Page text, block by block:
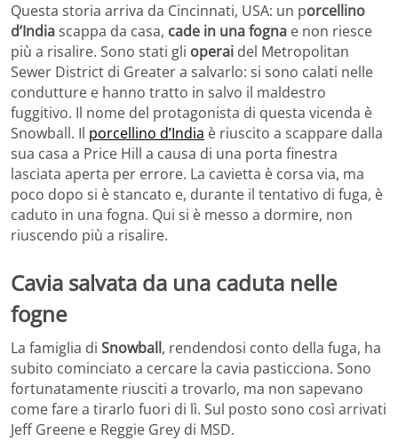
Questa storia arriva da Cincinnati, USA: un porcellino
d’Indiascappa da casa, cade in una fogna e non riesce
più a risalire. Sono stati gli operai del Metropolitan
Sewer District di Greater a salvarlo: si sono calati nelle
condutture e hanno tratto in salvo il maldestro
fuggitivo. Il nome del protagonista di questa vicenda è
Snowball. Il porcellino d’India è riuscito a scappare dalla
sua casa a Price Hill a causa di una porta finestra
lasciata aperta per errore. La cavietta è corsa via, ma
poco dopo si è stancato e, durante il tentativo di fuga, è
caduto in una fogna. Qui si è messo a dormire, non
riuscendo più a risalire.
Cavia salvata da una caduta nelle
fogne
La famiglia di Snowball, rendendosi conto della fuga, ha
subito cominciato a cercare la cavia pasticciona. Sono
fortunatamente riusciti a trovarlo, ma non sapevano
come fare a tirarlo fuori di lì. Sul posto sono così arrivati
Jeff Greene e Reggie Grey di MSD.